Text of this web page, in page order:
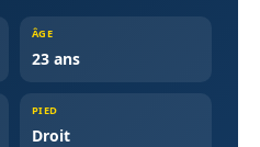
ÂGE
23 ans
PIED
Droit